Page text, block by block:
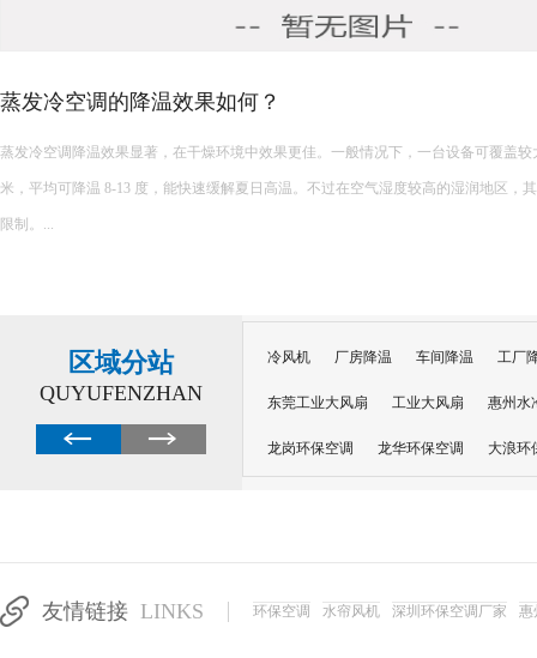
环保空调降温原理
环保空调的降温原理主要基于水蒸发吸热的特性，以下是对其降温原理的详细解释： 一、核心原理 环保空调
内部配置有湿润的过滤媒介，如湿帘或湿纱窗。当风扇吹出的风经过这些湿润的媒
区域分站
QUYUFENZHAN
冷风机 厂房降温 车间降温 工厂
东莞工业大风扇 工业大风扇 惠州水
龙岗环保空调 龙华环保空调 大浪环
友情链接 LINKS 环保空调 水帘风机 深圳环保空调厂家 惠